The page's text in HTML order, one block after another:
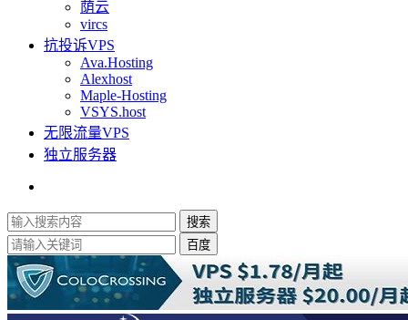
荫云
vircs
抗投诉VPS
Ava.Hosting
Alexhost
Maple-Hosting
VSYS.host
无限流量VPS
独立服务器